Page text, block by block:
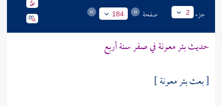
جزء 2 صفحة 184
حديثبئر معونةفي صفر سنة أربع
[ بعثبئر معونة]